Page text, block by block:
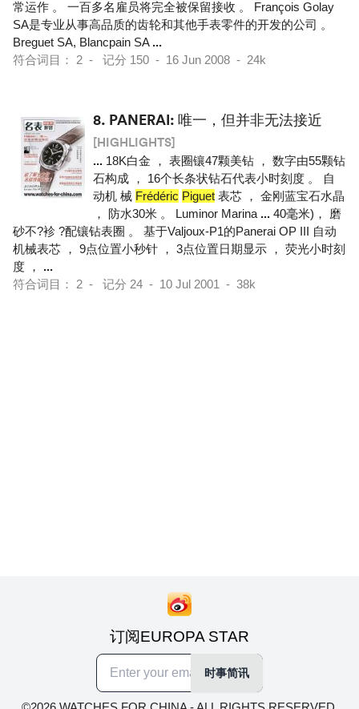
常运作 。 一百多名雇员将完全被保留接收 。 François Golay
SA是专业从事高品质的齿轮和其他手表零件的开发的公司 。
Breguet SA, Blancpain SA ...
符合词目： 2 - 记分 150 - 16 Jun 2008 - 24k
8. PANERAI: 唯一，但并非无法接近
[HIGHLIGHTS]
... 18K白金 ， 表圈镶47颗美钻 ， 数字由55颗钻
石构成 ， 16个长条状钻石代表小时刻度 。 自
动机 械 Frédéric Piguet 表芯 ， 金刚蓝宝石水晶
， 防水30米 。 Luminor Marina ... 40毫米)， 磨
砂不?袗 ?配镶钻表圈 。 基于Valjoux-P1的Panerai OP III 自动
机械表芯 ， 9点位置小秒针 ， 3点位置日期显示 ， 荧光小时刻
度 ， ...
符合词目： 2 - 记分 24 - 10 Jul 2001 - 38k
订阅EUROPA STAR
时事简讯